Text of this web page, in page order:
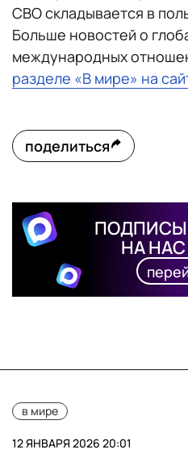
СВО складывается в
Больше новостей о
международных
разделе «В мире» на
поделиться
НА НАС
в мире
12 ЯНВАРЯ 2026 20:01